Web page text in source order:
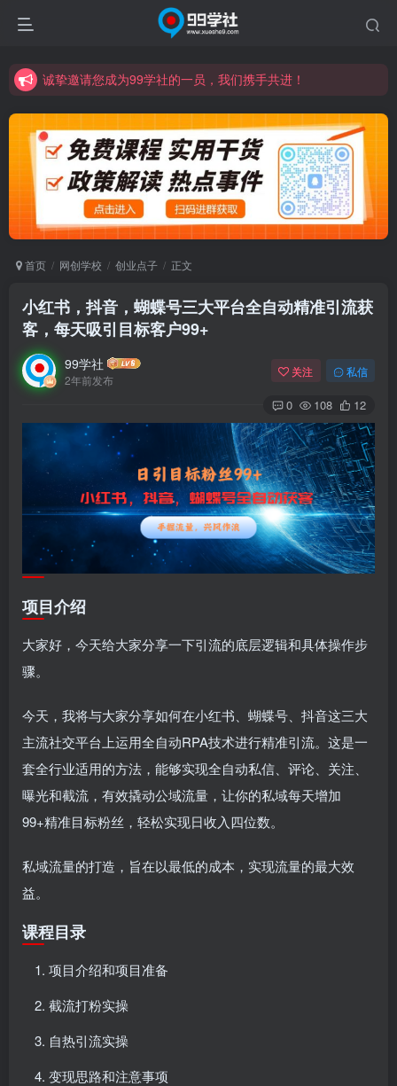
诚挚邀请您成为99学社的一员，我们携手共进！
诚挚邀请您成为99学社的一员，我们携手共进！
学习路上不孤独，99学社与你同行！分享全网优质VIP资源，炒股教程、创业教程、网络营销教程、自媒体短视频教程等，长期更新各大精品创业项目！
首页 网创学校 创业点子 正文
小红书，抖音，蝴蝶号三大平台全自动精准引流获
客，每天吸引目标客户99+
99学社
2年前发布
关注 私信
0 108 12
项目介绍
大家好，今天给大家分享一下引流的底层逻辑和具体操作步
骤。
今天，我将与大家分享如何在小红书、蝴蝶号、抖音这三大
主流社交平台上运用全自动RPA技术进行精准引流。这是一
套全行业适用的方法，能够实现全自动私信、评论、关注、
曝光和截流，有效撬动公域流量，让你的私域每天增加
99+精准目标粉丝，轻松实现日收入四位数。
私域流量的打造，旨在以最低的成本，实现流量的最大效
益。
课程目录
项目介绍和项目准备
截流打粉实操
自热引流实操
变现思路和注意事项